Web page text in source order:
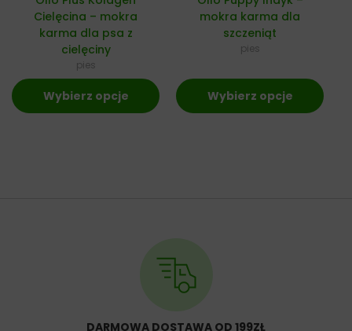
Cielęcina – mokra
karma dla psa z
cielęciny
pies
Wybierz opcje
mokra karma dla
szczeniąt
pies
Wybierz opcje
DARMOWA DOSTAWA OD 199ZŁ